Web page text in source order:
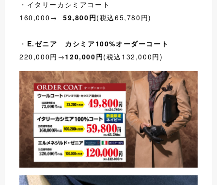
・イタリーカシミアコート
160,000→
59,800円(税込65,780円)
・ E.ゼニア カシミア100%オーダーコート
220,000円→120,000円(税込132,000円)